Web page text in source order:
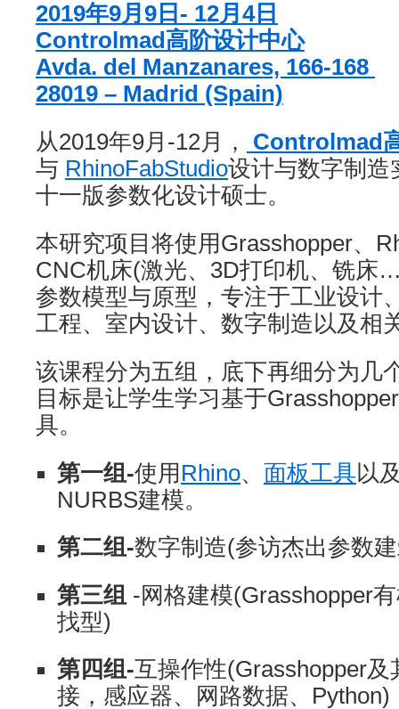
2019年9月9日- 12月4日
Controlmad高阶设计中心
Avda. del Manzanares, 166-168
28019 – Madrid (Spain)
从2019年9月-12月，
Controlmad
与 RhinoFabStudio设计与数字制造
十一版参数化设计硕士。
本研究项目将使用Grasshopper、
CNC机床(激光、3D打印机、铣床
参数模型与原型，专注于工业设计
工程、室内设计、数字制造以及相
该课程分为五组，底下再细分为几
目标是让学生学习基于
具。
第一组-使用 Rhino、 面板工具以
NURBS建模。
第二组-数字制造(参访杰出参数
第三组 -网格建模(Grasshopper
找型)
第四组-互操作性(Grasshopper及
接，感应器、网路数据、Python)